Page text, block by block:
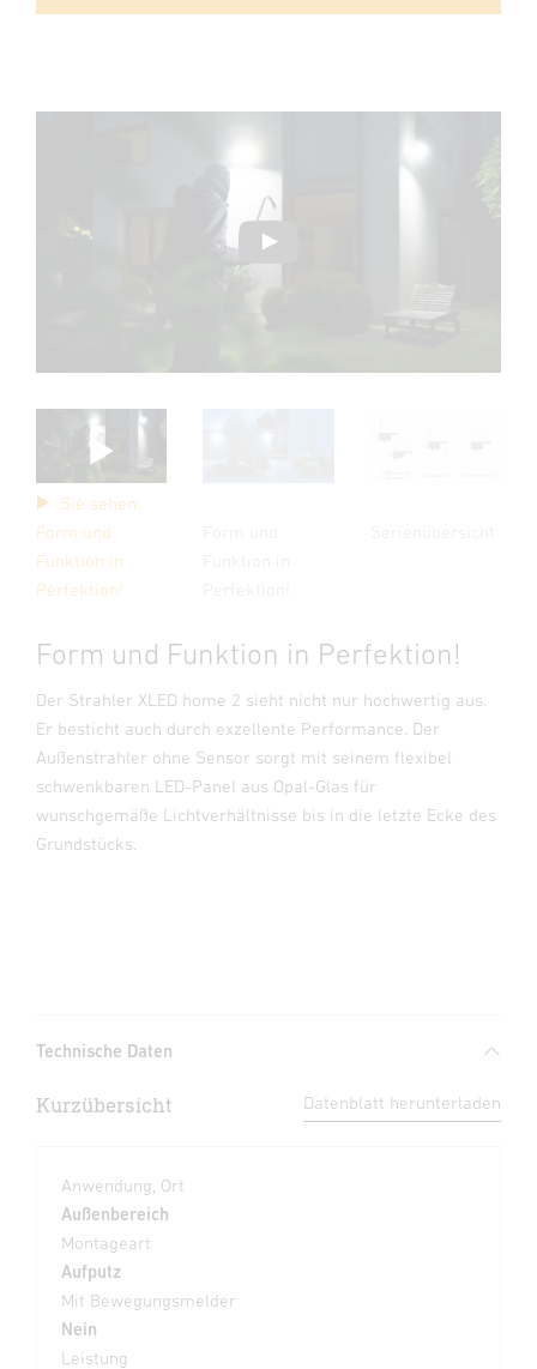
Sie sehen:
Form und
Funktion in
Perfektion!
Form und Funktion in Perfektion!
Der Strahler XLED home 2 sieht nicht nur hochwertig aus.
Er besticht auch durch exzellente Performance. Der
Außenstrahler ohne Sensor sorgt mit seinem flexibel
schwenkbaren LED-Panel aus Opal-Glas für
wunschgemäße Lichtverhältnisse bis in die letzte Ecke des
Grundstücks.
Technische Daten
Kurzübersicht Datenblatt herunterladen
Anwendung, Ort
Außenbereich
Montageart
Aufputz
Mit Bewegungsmelder
Nein
Leistung